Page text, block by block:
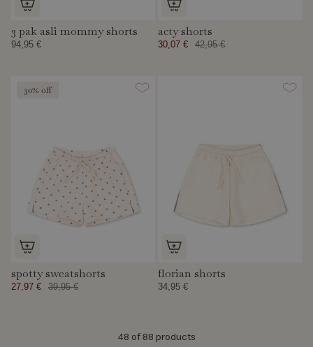
3 pak asli mommy shorts
94,95 €
acty shorts
30,07 € 42,95 €
30% off
spotty sweatshorts
27,97 € 39,95 €
florian shorts
34,95 €
48 of 88 products